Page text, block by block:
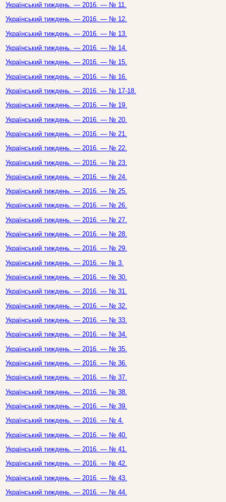
Український тиждень. — 2016. — № 11.
Український тиждень. — 2016. — № 12.
Український тиждень. — 2016. — № 13.
Український тиждень. — 2016. — № 14.
Український тиждень. — 2016. — № 15.
Український тиждень. — 2016. — № 16.
Український тиждень. — 2016. — № 17-18.
Український тиждень. — 2016. — № 19.
Український тиждень. — 2016. — № 20.
Український тиждень. — 2016. — № 21.
Український тиждень. — 2016. — № 22.
Український тиждень. — 2016. — № 23.
Український тиждень. — 2016. — № 24.
Український тиждень. — 2016. — № 25.
Український тиждень. — 2016. — № 26.
Український тиждень. — 2016. — № 27.
Український тиждень. — 2016. — № 28.
Український тиждень. — 2016. — № 29.
Український тиждень. — 2016. — № 3.
Український тиждень. — 2016. — № 30.
Український тиждень. — 2016. — № 31.
Український тиждень. — 2016. — № 32.
Український тиждень. — 2016. — № 33.
Український тиждень. — 2016. — № 34.
Український тиждень. — 2016. — № 35.
Український тиждень. — 2016. — № 36.
Український тиждень. — 2016. — № 37.
Український тиждень. — 2016. — № 38.
Український тиждень. — 2016. — № 39.
Український тиждень. — 2016. — № 4.
Український тиждень. — 2016. — № 40.
Український тиждень. — 2016. — № 41.
Український тиждень. — 2016. — № 42.
Український тиждень. — 2016. — № 43.
Український тиждень. — 2016. — № 44.